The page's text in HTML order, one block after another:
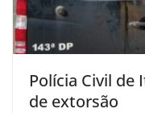
Polícia Civil de
de extorsão